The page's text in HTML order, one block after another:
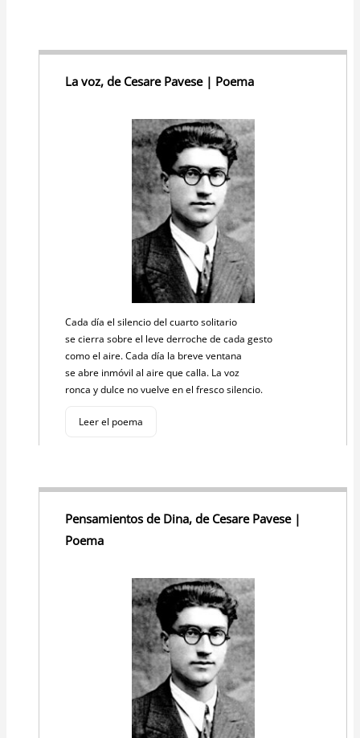
La voz, de Cesare Pavese | Poema
Cada día el silencio del cuarto solitario
se cierra sobre el leve derroche de cada gesto
como el aire. Cada día la breve ventana
se abre inmóvil al aire que calla. La voz
ronca y dulce no vuelve en el fresco silencio.
Leer el poema
Pensamientos de Dina, de Cesare Pavese |
Poema